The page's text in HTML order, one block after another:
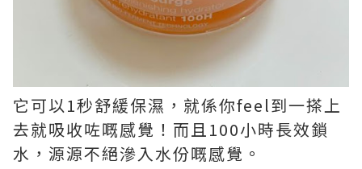
它可以1秒舒緩保濕，就係你feel到一搽上
去就吸收咗嘅感覺！而且100小時長效鎖
水，源源不絕滲入水份嘅感覺。